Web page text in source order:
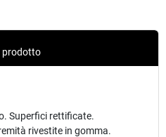
prodotto
Superfici rettificate.
rivestite in gomma.